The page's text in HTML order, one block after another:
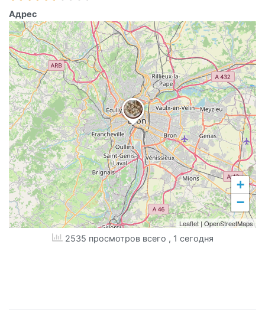
Адрес
+
−
Leaflet | OpenStreetMaps
2535 просмотров всего , 1 сегодня